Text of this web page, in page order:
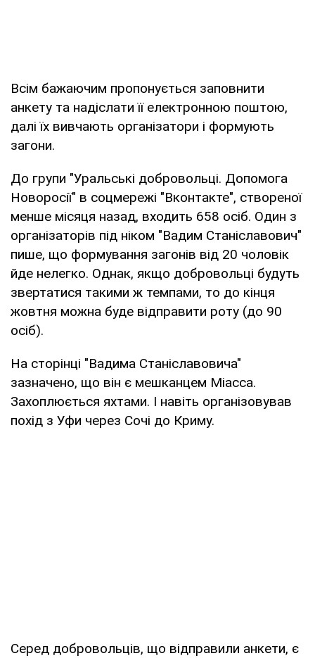
Всім бажаючим пропонується заповнити
анкету та надіслати її електронною поштою,
далі їх вивчають організатори і формують
загони.
До групи "Уральські добровольці. Допомога
Новоросії" в соцмережі "Вконтакте", створеної
менше місяця назад, входить 658 осіб. Один з
організаторів під ніком "Вадим Станіславович"
пише, що формування загонів від 20 чоловік
йде нелегко. Однак, якщо добровольці будуть
звертатися такими ж темпами, то до кінця
жовтня можна буде відправити роту (до 90
осіб).
На сторінці "Вадима Станіславовича"
зазначено, що він є мешканцем Міасса.
Захоплюється яхтами. І навіть організовував
похід з Уфи через Сочі до Криму.
Серед добровольців, що відправили анкети, є